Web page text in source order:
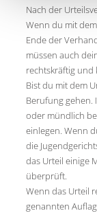
Nach der
Wenn du mit
Ende der
müssen auch
rechtskräftig und
Bist du mit dem
Berufung gehen.
oder mündlich
einlegen. Wenn
die
das Urteil einige
überprüft.
Wenn das Urteil
genannten